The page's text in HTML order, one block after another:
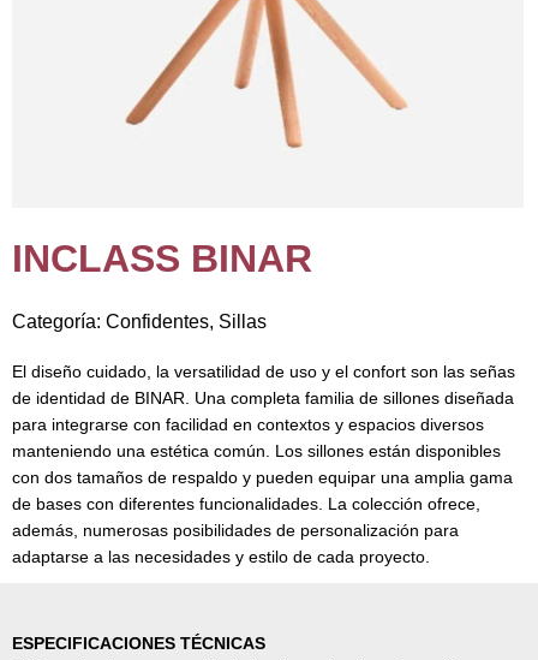
INCLASS BINAR
Categoría: Confidentes, Sillas
El diseño cuidado, la versatilidad de uso y el confort son las señas
de identidad de BINAR. Una completa familia de sillones diseñada
para integrarse con facilidad en contextos y espacios diversos
manteniendo una estética común. Los sillones están disponibles
con dos tamaños de respaldo y pueden equipar una amplia gama
de bases con diferentes funcionalidades. La colección ofrece,
además, numerosas posibilidades de personalización para
adaptarse a las necesidades y estilo de cada proyecto.
ESPECIFICACIONES TÉCNICAS